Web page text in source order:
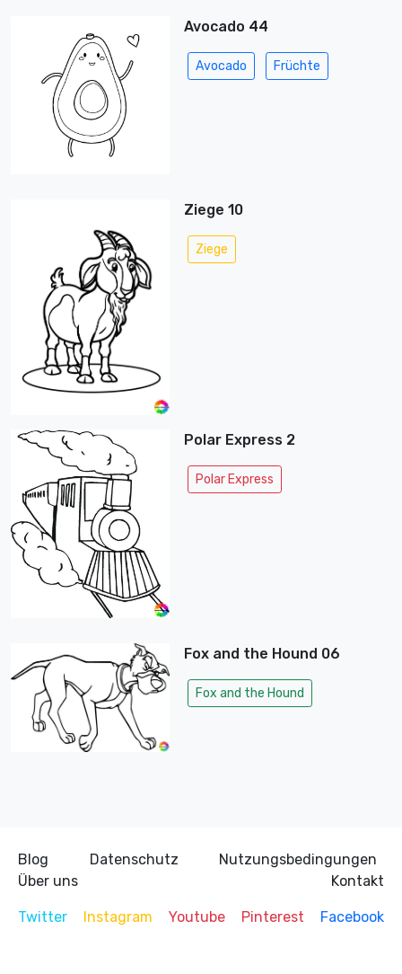
Avocado 44
Avocado Früchte
Ziege 10
Ziege
Polar Express 2
Polar Express
Fox and the Hound 06
Fox and the Hound
Blog Datenschutz
Nutzungsbedingungen
Über uns
Kontakt
Twitter Instagram Youtube Pinterest Facebook